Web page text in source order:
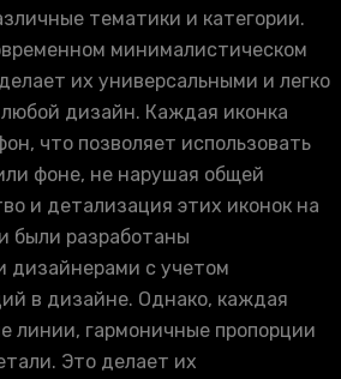
тематики и категории.
минималистическом
их универсальными и легко
дизайн. Каждая иконка
что позволяет использовать
фоне, не нарушая общей
и детализация этих иконок на
были разработаны
дизайнерами с учетом
в дизайне. Однако, каждая
линии, гармоничные пропорции
Это делает их